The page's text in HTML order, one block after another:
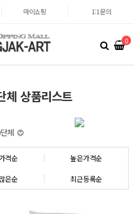
마이쇼핑 1:1문의
0
체 상품리스트
체
격순 높은가격순
은순 최근등록순